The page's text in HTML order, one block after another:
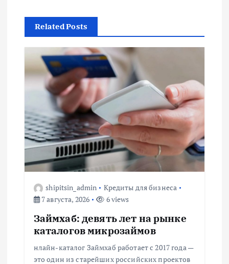
г
а
ц
и
я
п
о
Related Posts
shipitsin_admin
Кредиты для бизнеса
7 августа, 2026
6 views
Займхаб: девять лет на рынке
каталогов микрозаймов
нлайн-каталог Займхаб работает с 2017 года —
это один из старейших российских проектов